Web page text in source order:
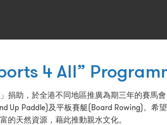
4 All”
捐助，於全港不同地區推廣為期三年的賽馬
Up Paddle)及平板賽艇(Board Rowing)。希
的天然資源，藉此推動親水文化。